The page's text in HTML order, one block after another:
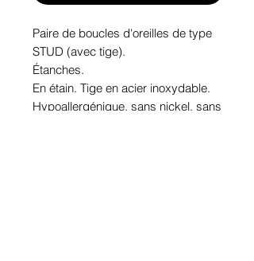
Paire de boucles d'oreilles de type
STUD (avec tige).
Étanches.
En étain. Tige en acier inoxydable.
Hypoallergénique, sans nickel, sans